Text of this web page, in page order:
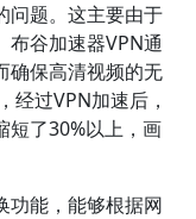
问题。这主要由于
布谷加速器VPN通
确保高清视频的无
经过VPN加速后，
短了30%以上，画
功能，能够根据网